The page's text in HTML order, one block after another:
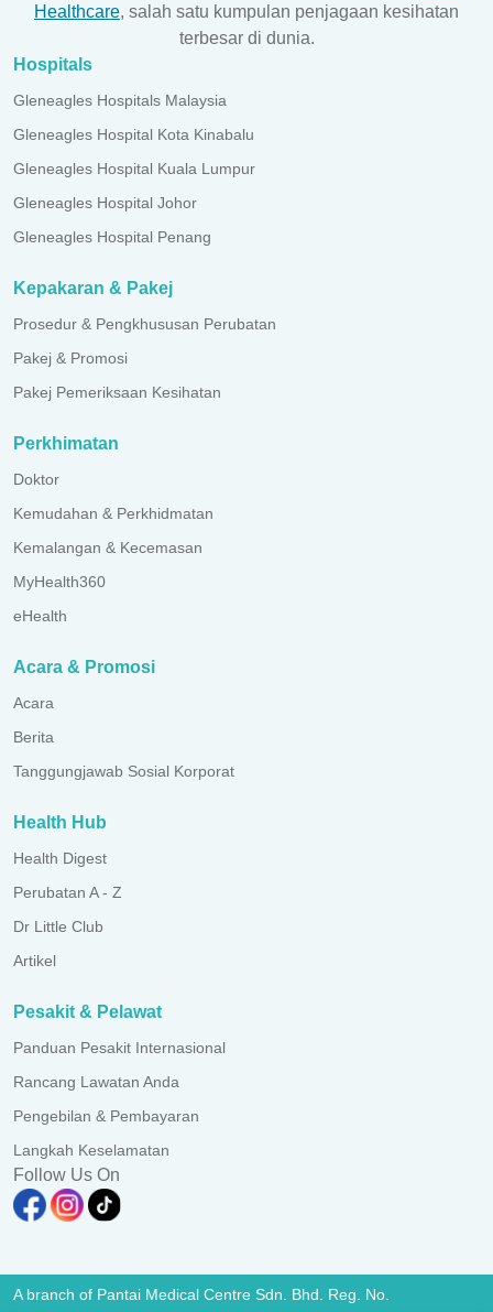
Healthcare, salah satu kumpulan penjagaan kesihatan
terbesar di dunia.
Hospitals
Gleneagles Hospitals Malaysia
Gleneagles Hospital Kota Kinabalu
Gleneagles Hospital Kuala Lumpur
Gleneagles Hospital Johor
Gleneagles Hospital Penang
Kepakaran & Pakej
Prosedur & Pengkhususan Perubatan
Pakej & Promosi
Pakej Pemeriksaan Kesihatan
Perkhimatan
Doktor
Kemudahan & Perkhidmatan
Kemalangan & Kecemasan
MyHealth360
eHealth
Acara & Promosi
Acara
Berita
Tanggungjawab Sosial Korporat
Health Hub
Health Digest
Perubatan A - Z
Dr Little Club
Artikel
Pesakit & Pelawat
Panduan Pesakit Internasional
Rancang Lawatan Anda
Pengebilan & Pembayaran
Langkah Keselamatan
Follow Us On
A branch of Pantai Medical Centre Sdn. Bhd. Reg. No.